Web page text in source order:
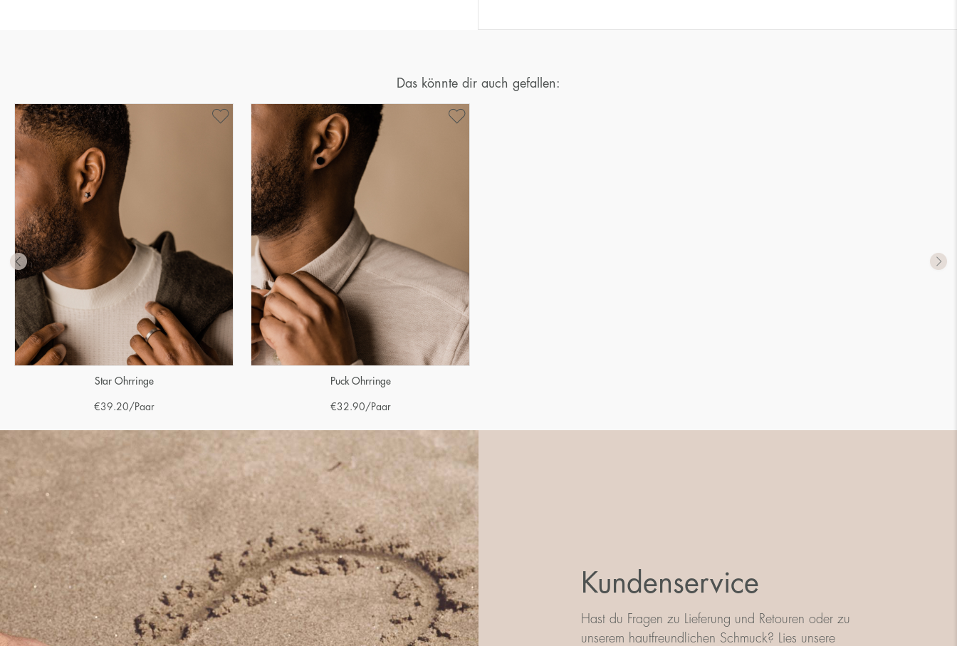
Das könnte dir auch gefallen:
Star Ohrringe
€39.20 /Paar
Puck Ohrringe
€32.90 /Paar
Kundenservice
Hast du Fragen zu Lieferung und Retouren oder zu
unserem hautfreundlichen Schmuck? Lies unsere